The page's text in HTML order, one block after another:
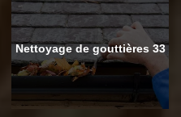
Nettoyage de gouttières 33